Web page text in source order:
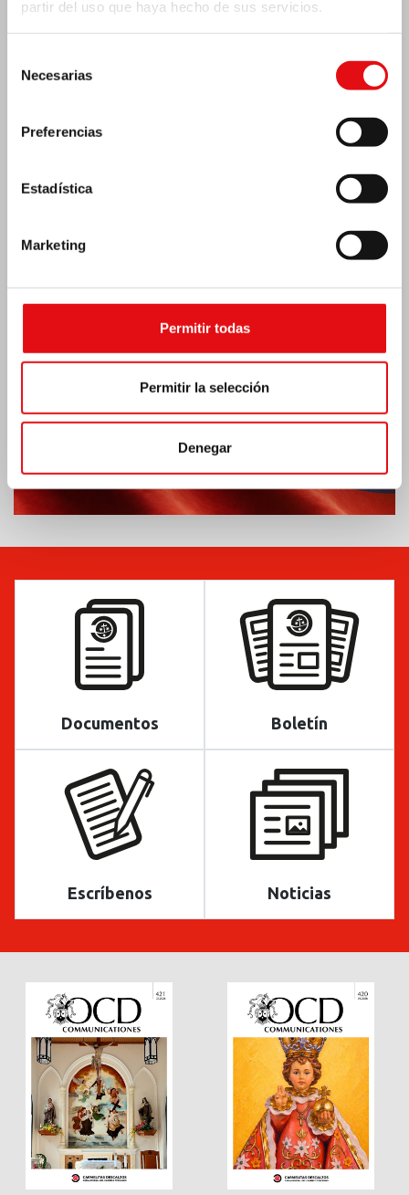
partir del uso que haya hecho de sus servicios.
Necesarias
Preferencias
Estadística
Marketing
Permitir todas
Permitir la selección
Denegar
Emergencia por terremoto Venezuela
Documentos Boletín
Escríbenos Noticias